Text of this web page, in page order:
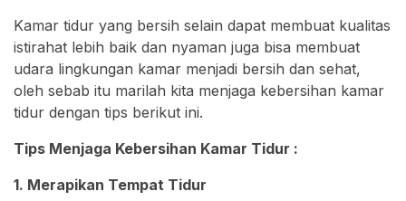
Kamar tidur yang bersih selain dapat membuat kualitas
istirahat lebih baik dan nyaman juga bisa membuat
udara lingkungan kamar menjadi bersih dan sehat,
oleh sebab itu marilah kita menjaga kebersihan kamar
tidur dengan tips berikut ini.
Tips Menjaga Kebersihan Kamar Tidur :
1. Merapikan Tempat Tidur